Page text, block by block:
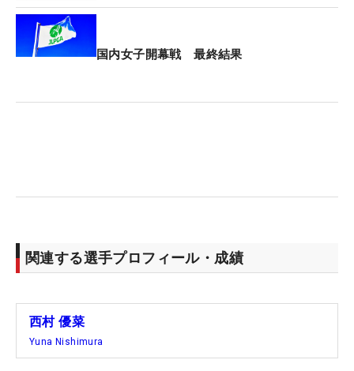
を持たされるわたしでもしっかりピンを狙えてい
た」と持ち味を発揮。試行錯誤を重ねているショッ
トだが、この日は光を感じさせる一打を繰り返し
フができたというのは大きな収穫」。オフに注力し
たアプローチやパターが生きたことも、これからの
4日間を通して“大応援団”がエールを送り、それが力
国内女子開幕戦 最終結果
関連する選手プロフィール・成績
西村 優菜
Yuna Nishimura